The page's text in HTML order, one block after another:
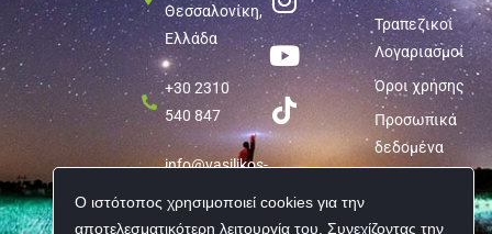
Ο ιστότοπος χρησιμοποιεί cookies για την
αποτελεσματικότερη λειτουργία του. Συνεχίζοντας την
Θεσσαλονίκη,
Ελλάδα
+30 2310
540 847
info@vasilikos-
Τραπεζικοί
Λογαριασμοί
Όροι χρήσης
Προσωπικά
δεδομένα